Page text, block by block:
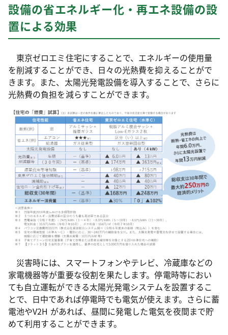
設備の省エネルギー化・再エネ設備の設
置による効果
東京ゼロエミ住宅にすることで、エネルギーの使用量
を削減することができ、日々の光熱費を抑えることがで
きます。また、太陽光発電設備を導入することで、さらに
光熱費の負担を減らすことができます。
災害時には、スマートフォンやテレビ、冷蔵庫などの
家電機器等が重要な役割を果たします。停電時等におい
ても自立運転ができる太陽光発電システムを設置するこ
とで、日中であれば停電時でも電気が使えます。さらに蓄
電池やV2H があれば、昼間に発電した電気を夜間まで貯
めて利用することができます。